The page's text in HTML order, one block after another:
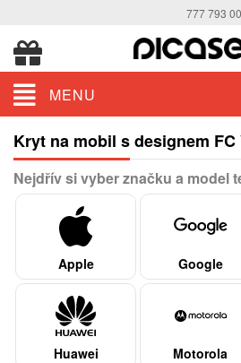
777 793
MENU
Kryt na mobil s designem
Nejdřív si vyber značku a model
Apple Google
Huawei Motorola